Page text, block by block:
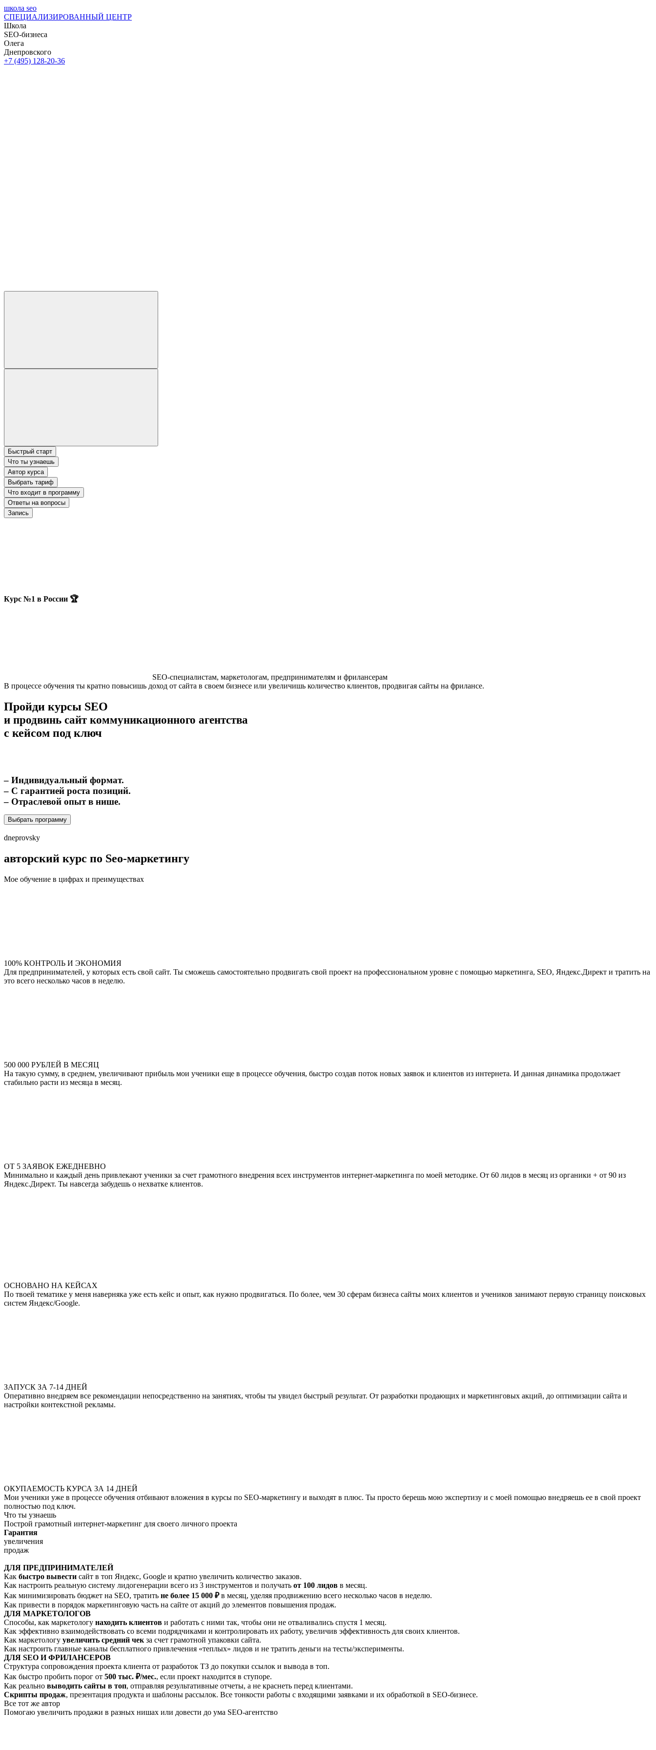
школа seo
СПЕЦИАЛИЗИРОВАННЫЙ ЦЕНТР
Школа
SEO-бизнеса
Олега
Днепровского
+7 (495) 128-20-36
Быстрый старт
Что ты узнаешь
Автор курса
Выбрать тариф
Что входит в программу
Ответы на вопросы
Запись
Курс №1 в России 🏆
SEO-специалистам, маркетологам, предпринимателям и фрилансерам
В процессе обучения ты кратно повысишь доход от сайта в своем бизнесе или увеличишь количество клиентов, продвигая сайты на фрилансе.
Пройди курсы SEO
и продвинь сайт коммуникационного агентства
с кейсом под ключ
– Индивидуальный формат.
– С гарантией роста позиций.
– Отраслевой опыт в нише.
Выбрать программу
dneprovsky
авторский курс по Seo-маркетингу
Мое обучение в цифрах и преимуществах
100% КОНТРОЛЬ И ЭКОНОМИЯ
Для предпринимателей, у которых есть свой сайт. Ты сможешь самостоятельно продвигать свой проект на профессиональном уровне с помощью маркетинга, SEO, Яндекс.Директ и тратить на
это всего несколько часов в неделю.
500 000 РУБЛЕЙ В МЕСЯЦ
На такую сумму, в среднем, увеличивают прибыль мои ученики еще в процессе обучения, быстро создав поток новых заявок и клиентов из интернета. И данная динамика продолжает
стабильно расти из месяца в месяц.
ОТ 5 ЗАЯВОК ЕЖЕДНЕВНО
Минимально и каждый день привлекают ученики за счет грамотного внедрения всех инструментов интернет-маркетинга по моей методике. От 60 лидов в месяц из органики + от 90 из
Яндекс.Директ. Ты навсегда забудешь о нехватке клиентов.
ОСНОВАНО НА КЕЙСАХ
По твоей тематике у меня наверняка уже есть кейс и опыт, как нужно продвигаться. По более, чем 30 сферам бизнеса сайты моих клиентов и учеников занимают первую страницу поисковых
систем Яндекс/Google.
ЗАПУСК ЗА 7-14 ДНЕЙ
Оперативно внедряем все рекомендации непосредственно на занятиях, чтобы ты увидел быстрый результат. От разработки продающих и маркетинговых акций, до оптимизации сайта и
настройки контекстной рекламы.
ОКУПАЕМОСТЬ КУРСА ЗА 14 ДНЕЙ
Мои ученики уже в процессе обучения отбивают вложения в курсы по SEO-маркетингу и выходят в плюс. Ты просто берешь мою экспертизу и с моей помощью внедряешь ее в свой проект
полностью под ключ.
Что ты узнаешь
Построй грамотный интернет-маркетинг для своего личного проекта
Гарантия
увеличения
продаж
ДЛЯ ПРЕДПРИНИМАТЕЛЕЙ
Как быстро вывести сайт в топ Яндекс, Google и кратно увеличить количество заказов.
Как настроить реальную систему лидогенерации всего из 3 инструментов и получать от 100 лидов в месяц.
Как минимизировать бюджет на SEO, тратить не более 15 000 ₽в месяц, уделяя продвижению всего несколько часов в неделю.
Как привести в порядок маркетинговую часть на сайте от акций до элементов повышения продаж.
ДЛЯ МАРКЕТОЛОГОВ
Способы, как маркетологу находить клиентов и работать с ними так, чтобы они не отваливались спустя 1 месяц.
Как эффективно взаимодействовать со всеми подрядчиками и контролировать их работу, увеличив эффективность для своих клиентов.
Как маркетологу увеличить средний чек за счет грамотной упаковки сайта.
Как настроить главные каналы бесплатного привлечения «теплых» лидов и не тратить деньги на тесты/эксперименты.
ДЛЯ SEO И ФРИЛАНСЕРОВ
Структура сопровождения проекта клиента от разработок ТЗ до покупки ссылок и вывода в топ.
Как быстро пробить порог от 500 тыс. ₽/мес., если проект находится в ступоре.
Как реально выводить сайты в топ, отправляя результативные отчеты, а не краснеть перед клиентами.
Скрипты продаж, презентация продукта и шаблоны рассылок. Все тонкости работы с входящими заявками и их обработкой в SEO-бизнесе.
Все тот же автор
Помогаю увеличить продажи в разных нишах или довести до ума SEO-агентство